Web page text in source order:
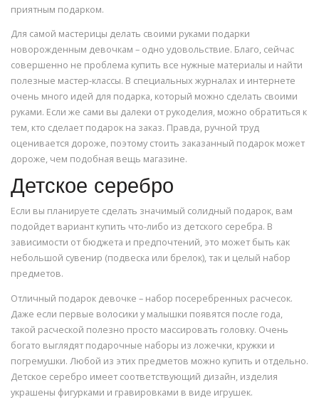
приятным подарком.
Для самой мастерицы делать своими руками подарки
новорожденным девочкам – одно удовольствие. Благо, сейчас
совершенно не проблема купить все нужные материалы и найти
полезные мастер-классы. В специальных журналах и интернете
очень много идей для подарка, который можно сделать своими
руками. Если же сами вы далеки от рукоделия, можно обратиться к
тем, кто сделает подарок на заказ. Правда, ручной труд
оценивается дороже, поэтому стоить заказанный подарок может
дороже, чем подобная вещь магазине.
Детское серебро
Если вы планируете сделать значимый солидный подарок, вам
подойдет вариант купить что-либо из детского серебра. В
зависимости от бюджета и предпочтений, это может быть как
небольшой сувенир (подвеска или брелок), так и целый набор
предметов.
Отличный подарок девочке – набор посеребренных расчесок.
Даже если первые волосики у малышки появятся после года,
такой расческой полезно просто массировать головку. Очень
богато выглядят подарочные наборы из ложечки, кружки и
погремушки. Любой из этих предметов можно купить и отдельно.
Детское серебро имеет соответствующий дизайн, изделия
украшены фигурками и гравировками в виде игрушек.